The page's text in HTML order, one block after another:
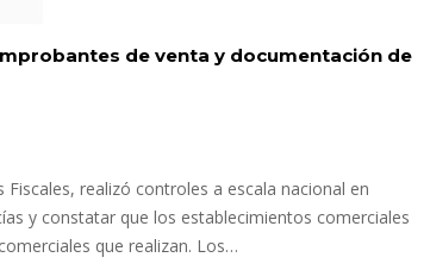
de venta y documentación de
realizó controles a escala nacional en
y constatar que los establecimientos comerciales
que realizan. Los…